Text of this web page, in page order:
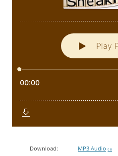
Download: MP3 Audio 0 B